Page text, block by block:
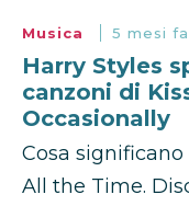
Musica 5 mesi fa
Harry Styles
canzoni di
Occasionally
Cosa
All the Time.